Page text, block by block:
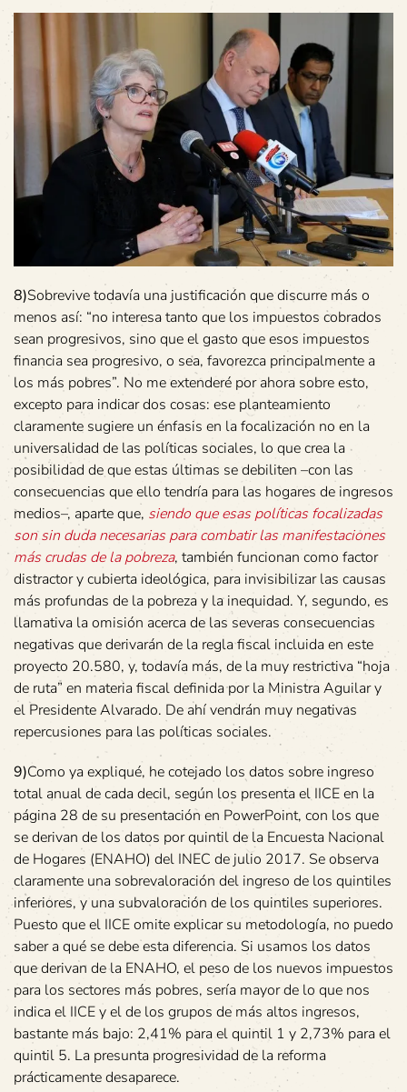
8)Sobrevive todavía una justificación que discurre más o
menos así: “no interesa tanto que los impuestos cobrados
sean progresivos, sino que el gasto que esos impuestos
financia sea progresivo, o sea, favorezca principalmente a
los más pobres”. No me extenderé por ahora sobre esto,
excepto para indicar dos cosas: ese planteamiento
claramente sugiere un énfasis en la focalización no en la
universalidad de las políticas sociales, lo que crea la
posibilidad de que estas últimas se debiliten –con las
consecuencias que ello tendría para las hogares de ingresos
medios–, aparte que, siendo que esas políticas focalizadas
son sin duda necesarias para combatir las manifestaciones
más crudas de la pobreza, también funcionan como factor
distractor y cubierta ideológica, para invisibilizar las causas
más profundas de la pobreza y la inequidad. Y, segundo, es
llamativa la omisión acerca de las severas consecuencias
negativas que derivarán de la regla fiscal incluida en este
proyecto 20.580, y, todavía más, de la muy restrictiva “hoja
de ruta” en materia fiscal definida por la Ministra Aguilar y
el Presidente Alvarado. De ahí vendrán muy negativas
repercusiones para las políticas sociales.
9)Como ya expliqué, he cotejado los datos sobre ingreso
total anual de cada decil, según los presenta el IICE en la
página 28 de su presentación en PowerPoint, con los que
se derivan de los datos por quintil de la Encuesta Nacional
de Hogares (ENAHO) del INEC de julio 2017. Se observa
claramente una sobrevaloración del ingreso de los quintiles
inferiores, y una subvaloración de los quintiles superiores.
Puesto que el IICE omite explicar su metodología, no puedo
saber a qué se debe esta diferencia. Si usamos los datos
que derivan de la ENAHO, el peso de los nuevos impuestos
para los sectores más pobres, sería mayor de lo que nos
indica el IICE y el de los grupos de más altos ingresos,
bastante más bajo: 2,41% para el quintil 1 y 2,73% para el
quintil 5. La presunta progresividad de la reforma
prácticamente desaparece.